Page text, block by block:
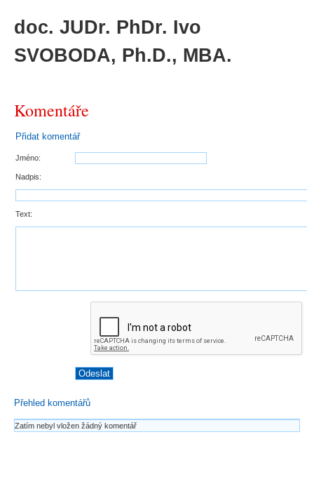
doc. JUDr. PhDr. Ivo
SVOBODA, Ph.D., MBA.
Komentáře
Přidat komentář
Jméno:
Nadpis:
Text:
Přehled komentářů
Zatím nebyl vložen žádný komentář